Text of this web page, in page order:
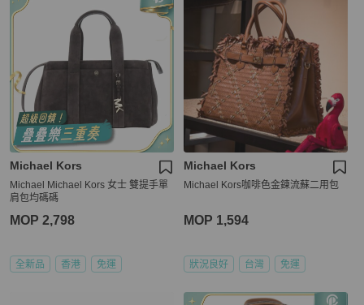
Michael Kors
Michael Michael Kors 女士 雙提手單
肩包均碼碼
MOP 2,798
全新品 香港 免運
Michael Kors
Michael Kors咖啡色金鍊流蘇二用包
MOP 1,594
狀況良好 台灣 免運